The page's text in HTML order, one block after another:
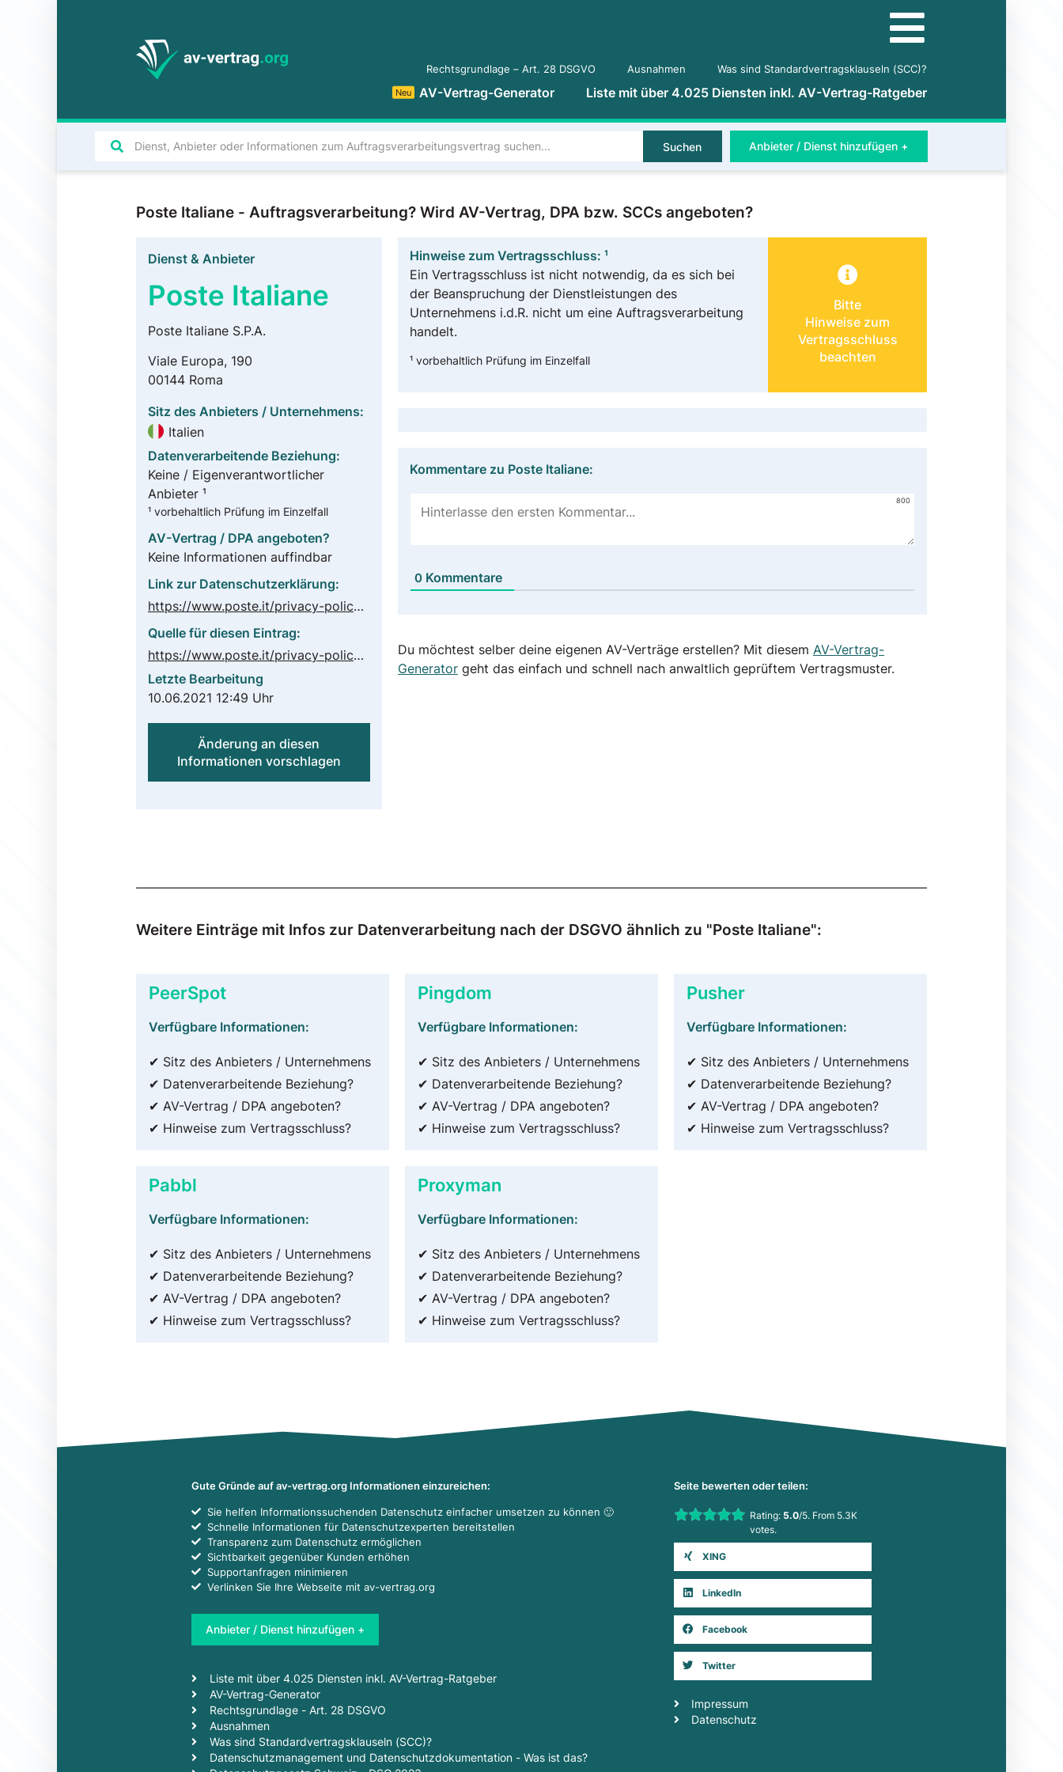
Rechtsgrundlage – Art. 28 DSGVO Ausnahmen Was sind Standardvertragsklauseln (SCC)?
Neu AV-Vertrag-Generator Liste mit über 4.025 Diensten inkl. AV-Vertrag-Ratgeber
Suchen Anbieter / Dienst hinzufügen +
Poste Italiane - Auftragsverarbeitung? Wird AV-Vertrag, DPA bzw. SCCs angeboten?
Dienst & Anbieter
Poste Italiane
Poste Italiane S.P.A.
Viale Europa, 190
00144 Roma
Sitz des Anbieters / Unternehmens:
Italien
Datenverarbeitende Beziehung:
Keine / Eigenverantwortlicher
Anbieter ¹
¹ vorbehaltlich Prüfung im Einzelfall
AV-Vertrag / DPA angeboten?
Keine Informationen auffindbar
Link zur Datenschutzerklärung:
https://www.poste.it/privacy-policy.html
Quelle für diesen Eintrag:
https://www.poste.it/privacy-policy.html
Letzte Bearbeitung
10.06.2021 12:49 Uhr
Änderung an diesen
Informationen vorschlagen
Hinweise zum Vertragsschluss: ¹
Ein Vertragsschluss ist nicht notwendig, da es sich bei
der Beanspruchung der Dienstleistungen des
Unternehmens i.d.R. nicht um eine Auftragsverarbeitung
handelt.
¹ vorbehaltlich Prüfung im Einzelfall
Bitte
Hinweise zum
Vertragsschluss
beachten
Kommentare zu Poste Italiane:
800
0Kommentare
Du möchtest selber deine eigenen AV-Verträge erstellen? Mit diesem AV-Vertrag-
Generatorgeht das einfach und schnell nach anwaltlich geprüftem Vertragsmuster.
Weitere Einträge mit Infos zur Datenverarbeitung nach der DSGVO ähnlich zu "Poste Italiane":
PeerSpot
Verfügbare Informationen:
✔ Sitz des Anbieters / Unternehmens
✔ Datenverarbeitende Beziehung?
✔ AV-Vertrag / DPA angeboten?
✔ Hinweise zum Vertragsschluss?
Pingdom
Verfügbare Informationen:
✔ Sitz des Anbieters / Unternehmens
✔ Datenverarbeitende Beziehung?
✔ AV-Vertrag / DPA angeboten?
✔ Hinweise zum Vertragsschluss?
Pusher
Verfügbare Informationen:
✔ Sitz des Anbieters / Unternehmens
✔ Datenverarbeitende Beziehung?
✔ AV-Vertrag / DPA angeboten?
✔ Hinweise zum Vertragsschluss?
Pabbl
Verfügbare Informationen:
✔ Sitz des Anbieters / Unternehmens
✔ Datenverarbeitende Beziehung?
✔ AV-Vertrag / DPA angeboten?
✔ Hinweise zum Vertragsschluss?
Proxyman
Verfügbare Informationen:
✔ Sitz des Anbieters / Unternehmens
✔ Datenverarbeitende Beziehung?
✔ AV-Vertrag / DPA angeboten?
✔ Hinweise zum Vertragsschluss?
Gute Gründe auf av-vertrag.org Informationen einzureichen:
Sie helfen Informationssuchenden Datenschutz einfacher umsetzen zu können 🙂
Schnelle Informationen für Datenschutzexperten bereitstellen
Transparenz zum Datenschutz ermöglichen
Sichtbarkeit gegenüber Kunden erhöhen
Supportanfragen minimieren
Verlinken Sie Ihre Webseite mit av-vertrag.org
Anbieter / Dienst hinzufügen +
Liste mit über 4.025 Diensten inkl. AV-Vertrag-Ratgeber
AV-Vertrag-Generator
Rechtsgrundlage - Art. 28 DSGVO
Ausnahmen
Was sind Standardvertragsklauseln (SCC)?
Datenschutzmanagement und Datenschutzdokumentation - Was ist das?
Seite bewerten oder teilen:
Rate this item:
Submit Rating
Rating: 5.0/5. From 5.3K
votes.
XING
LinkedIn
Facebook
Twitter
Impressum
Datenschutz